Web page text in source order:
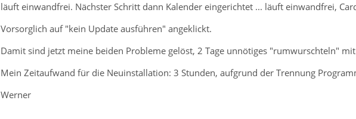
läuft einwandfrei. Nächster Schritt dann Kalender eingerichtet ... läuft einwandfrei,
Vorsorglich auf "kein Update ausführen" angeklickt.
Damit sind jetzt meine beiden Probleme gelöst, 2 Tage unnötiges "rumwurschteln"
Mein Zeitaufwand für die Neuinstallation: 3 Stunden, aufgrund der Trennung
Werner